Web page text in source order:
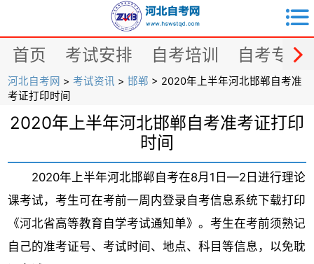

首页 考试安排 自考培训 自考专业

河北自考网 >考试资讯 >邯郸 > 2020年上半年河北邯郸自考准
考证打印时间
2020年上半年河北邯郸自考准考证打印
时间
2020年上半年河北邯郸自考在8月1日—2日进行理论
课考试，考生可在考前一周内登录自考信息系统下载打印
《河北省高等教育自学考试通知单》。考生在考前须熟记
自己的准考证号、考试时间、地点、科目等信息，以免耽